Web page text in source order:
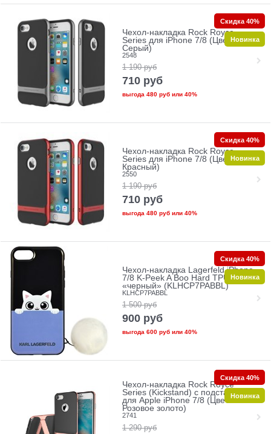
Чехол-накладка Rock Royce
Series для iPhone 7/8 (Цвет:
Серый)
2548
1 190 руб
710 руб
выгода 480 рубили 40%
Скидка 40%
Новинка
Чехол-накладка Rock Royce
Series для iPhone 7/8 (Цвет:
Красный)
2550
1 190 руб
710 руб
выгода 480 рубили 40%
Скидка 40%
Новинка
Чехол-накладка Lagerfeld iPhone
7/8 K-Peek A Boo Hard TPU, цвет
«черный» (KLHCP7PABBL)
KLHCP7PABBL
1 500 руб
900 руб
выгода 600 рубили 40%
Скидка 40%
Новинка
Чехол-накладка Rock Royce
Series (Kickstand) с подставкой
для Apple iPhone 7/8 (Цвет:
Розовое золото)
2741
1 290 руб
Скидка 40%
Новинка